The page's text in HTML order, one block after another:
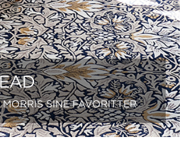
SINE FAVORITTER